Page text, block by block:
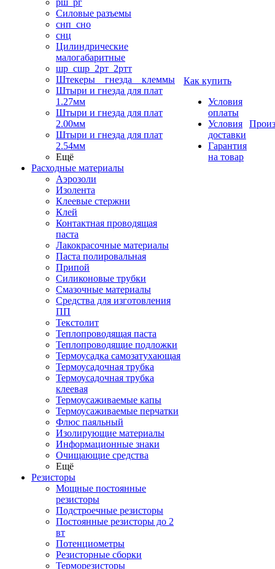
рш_рг
Силовые разъемы
снп_сно
снц
Цилиндрические
малогабаритные
шр_сшр_2рт_2ртт
Штекеры _ гнезда _ клеммы
Штыри и гнезда для плат
1.27мм
Штыри и гнезда для плат
2.00мм
Штыри и гнезда для плат
2.54мм
Ещё
Расходные материалы
Аэрозоли
Изолента
Клеевые стержни
Клей
Контактная проводящая
паста
Лакокрасочные материалы
Паста полировальная
Припой
Силиконовые трубки
Смазочные материалы
Средства для изготовления
ПП
Текстолит
Теплопроводящая паста
Теплопроводящие подложки
Термоусадка самозатухающая
Термоусадочная трубка
Термоусадочная трубка
клеевая
Термоусаживаемые капы
Термоусаживаемые перчатки
Флюс паяльный
Изолирующие материалы
Информационные знаки
Очищающие средства
Ещё
Резисторы
Мощные постоянные
резисторы
Подстроечные резисторы
Постоянные резисторы до 2
вт
Потенциометры
Резисторные сборки
Терморезисторы
Как купить
Условия
оплаты
Условия
доставки
Гарантия
на товар